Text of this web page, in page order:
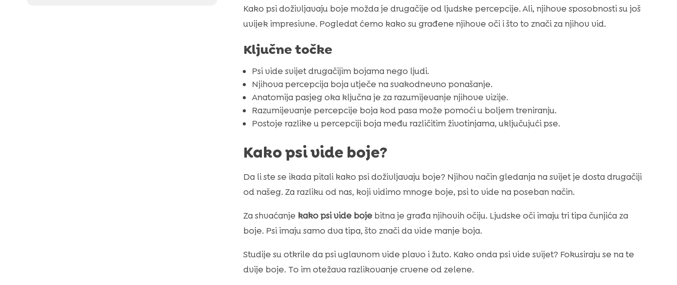
Kako psi doživljavaju boje možda je drugačije od ljudske percepcije. Ali, njihove sposobnosti su još
uvijek impresivne. Pogledat ćemo kako su građene njihove oči i što to znači za njihov vid.
Ključne točke
Psi vide svijet drugačijim bojama nego ljudi.
Njihova percepcija boja utječe na svakodnevno ponašanje.
Anatomija pasjeg oka ključna je za razumijevanje njihove vizije.
Razumijevanje percepcije boja kod pasa može pomoći u boljem treniranju.
Postoje razlike u percepciji boja među različitim životinjama, uključujući pse.
Kako psi vide boje?
Da li ste se ikada pitali kako psi doživljavaju boje? Njihov način gledanja na svijet je dosta drugačiji
od našeg. Za razliku od nas, koji vidimo mnoge boje, psi to vide na poseban način.
Za shvaćanje kako psi vide bojebitna je građa njihovih očiju. Ljudske oči imaju tri tipa čunjića za
boje. Psi imaju samo dva tipa, što znači da vide manje boja.
Studije su otkrile da psi uglavnom vide plavo i žuto. Kako onda psi vide svijet? Fokusiraju se na te
dvije boje. To im otežava razlikovanje crvene od zelene.